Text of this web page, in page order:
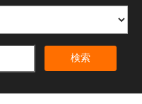
検索